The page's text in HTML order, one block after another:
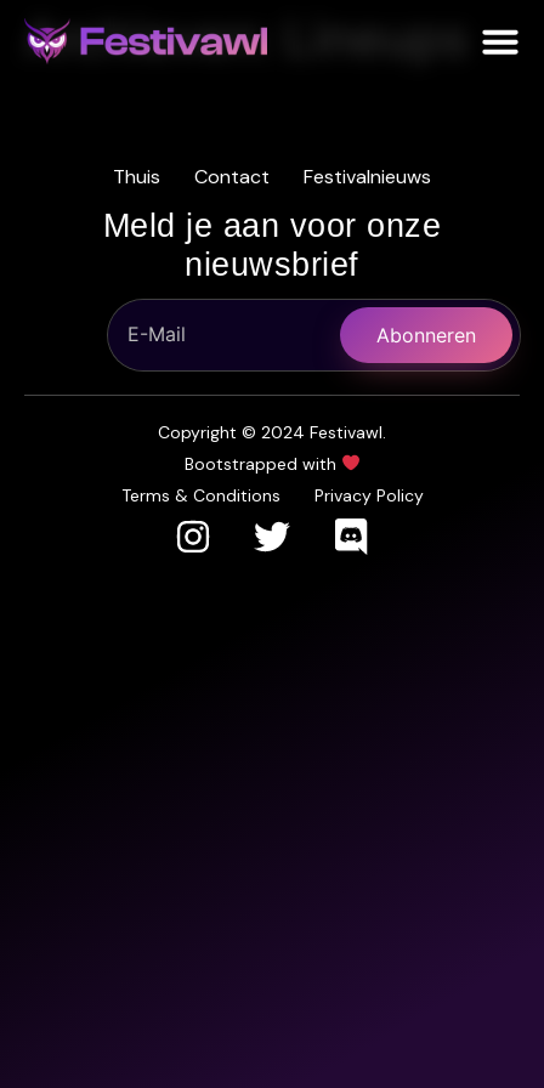
For Organizers
Our Story
Archieven:
Thuis Contact Festivalnieuws
Meld je aan voor onze
nieuwsbrief
Abonneren
Copyright © 2024 Festivawl.
Bootstrapped with
Terms & Conditions
Privacy Policy